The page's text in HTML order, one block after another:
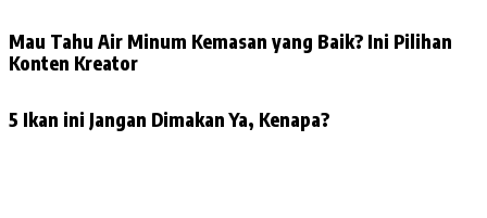
Mau Tahu Air Minum Kemasan yang Baik? Ini Pilihan
Konten Kreator
5 Ikan ini Jangan Dimakan Ya, Kenapa?